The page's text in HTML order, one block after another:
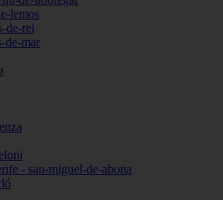
lemos
de-rei
de-mar
- san-miguel-de-abona